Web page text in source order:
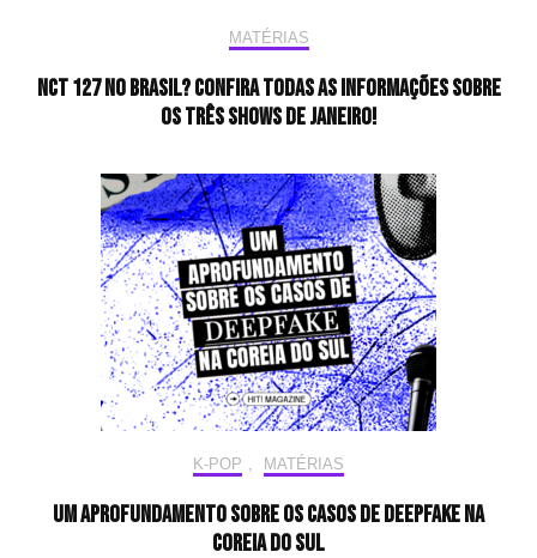
MATÉRIAS
NCT 127 no Brasil? Confira todas as informações sobre
os três shows de janeiro!
K-POP , MATÉRIAS
Um aprofundamento sobre os casos de deepfake na
Coreia do Sul